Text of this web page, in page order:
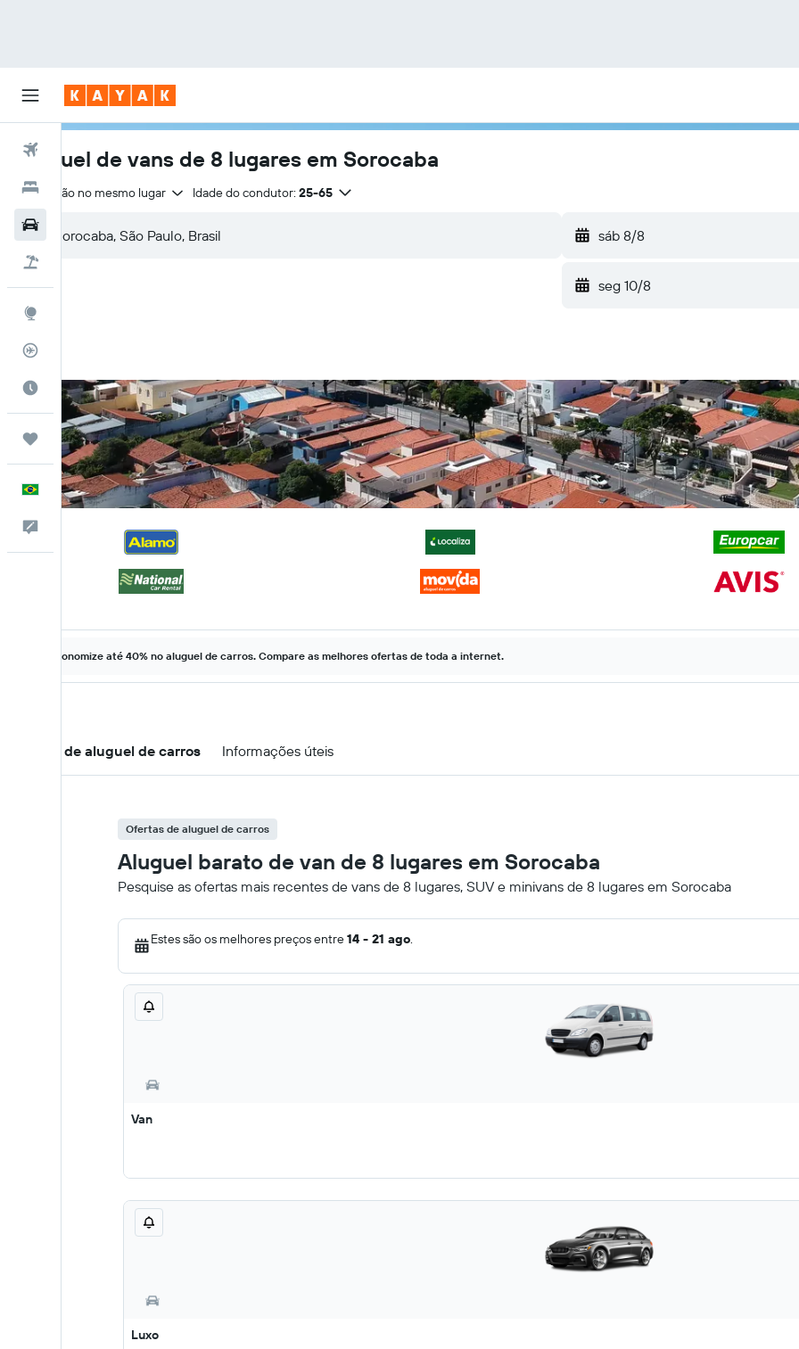
Voos
Hotéis
Quando ir
Trips
Português
Comentários
Aluguel de vans de 8 lugares em Sorocaba
Devolução no mesmo lugar Idade do condutor: 25-65
sáb 8/8
seg 10/8
Economize até 40% no aluguel de carros. Compare as melhores ofertas de toda a internet.
Ofertas de aluguel de carros Informações úteis
Ofertas de aluguel de carros
Aluguel barato de van de 8 lugares em Sorocaba
Pesquise as ofertas mais recentes de vans de 8 lugares, SUV e minivans de 8 lugares em Sorocaba
Estes são os melhores preços entre14 - 21 ago.
Van
Luxo